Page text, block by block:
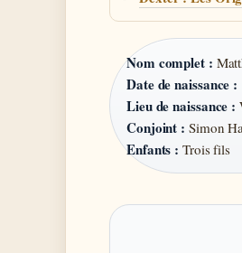
Nom complet :
Date de naissance :
Lieu de naissance :
Conjoint : Simon
Enfants : Trois fils